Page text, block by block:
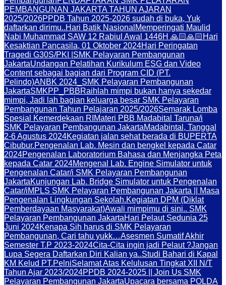
PEMBANGUNAN JAKARTA TAHUN AJARAN
2025/2026PPDB Tahun 2025-2026 sudah di buka, Yuk
daftarkan dirimu..Hari Batik Nasional Memperingati Maulid
Nabi Muhammad SAW 12 Rabiul Awal 1446H 🙏🏻🙏🏻 Hari
Kesaktian Pancasila, 01 Oktober 2024Hari Peringatan
Tragedi G30S/PKI |SMK Pelayaran Pembangunan
JakartaUndangan Pelatihan Kurikulum ESG dan Video
Content sebagai bagian dari Program CID (PT.
Pelindo)ANBK 2024_SMK Pelayaran Pembangunan
JakartaSMKPP_PBBRaihlah mimpi bukan hanya sekedar
mimpi, Jadi lah bagian keluarga besar SMK Pelayaran
Pembangunan Tahun Pelajaran 2025/2026Semarak Lomba
Spesial Kemerdekaan RI Materi PBB Madabital Taruna/i
SMK Pelayaran Pembangunan JakartaMadabintal, Tanggal
2-6 Agustus 2024Kegiatan jalan sehat berada di BUPERTA
Cibubur.Pengenalan Lab. Mesin dan bengkel kepada Catar
2024Pengenalan Laboratorium Bahasa dan Menjangka Peta
kepada Catar 2024Mengenal Lab. Engine Simulator untuk
Pengenalan Catar/i SMK Pelayaran Pembangunan
JakartaKunjungan Lab. Bridge Simulator untuk Pengenalan
Catar/iMPLS SMK Pelayaran Pembangunan Jakarta || Masa
Pengenalan Lingkungan Sekolah.Kegiatan DPM (Diklat
Pemberdayaan Masyarakat)Awali mimpimu di sini.. SMK
Pelayaran Pembangunan JakartaHari Pelaut Sedunia 25
Juni 2024Kenapa Sih harus di SMK Pelayaran
Pembangunan, Cari tahu yukk…Asesmen Sumatif Akhir
Semester T.P 2023-2024Cita-Cita ingin jadi Pelaut ?Jangan
Lupa Segera Daftarkan Diri Kalian ya..Studi Bahari di Kapal
KM Kelud PT.PelniSelamat Atas Kelulusan Tingkat XII N/T
Tahun Ajar 2023/2024PPDB 2024-2025 || Join Us SMK
Pelayaran Pembangunan JakartaUpacara bersama POLDA